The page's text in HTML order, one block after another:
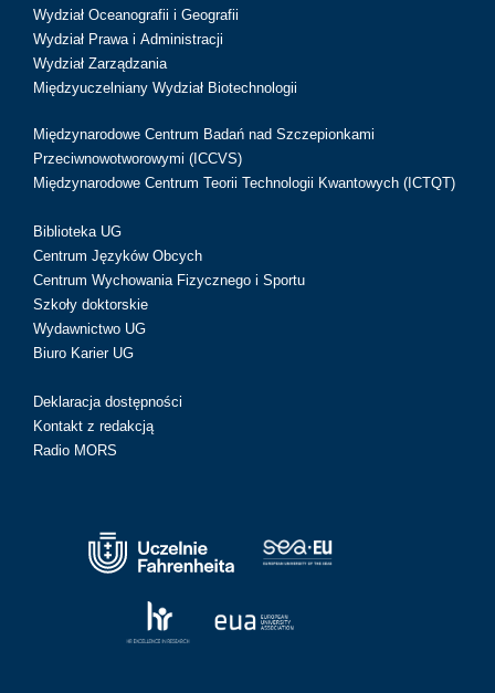
Wydział Oceanografii i Geografii
Wydział Prawa i Administracji
Wydział Zarządzania
Międzyuczelniany Wydział Biotechnologii
Międzynarodowe Centrum Badań nad Szczepionkami
Przeciwnowotworowymi (ICCVS)
Międzynarodowe Centrum Teorii Technologii Kwantowych (ICTQT)
Biblioteka UG
Centrum Języków Obcych
Centrum Wychowania Fizycznego i Sportu
Szkoły doktorskie
Wydawnictwo UG
Biuro Karier UG
Deklaracja dostępności
Kontakt z redakcją
Radio MORS